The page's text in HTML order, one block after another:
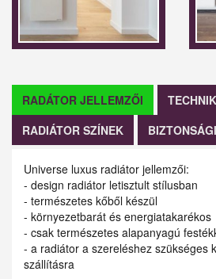
RADÁTOR JELLEMZŐI
RADIÁTOR SZÍNEK
Universe luxus radiátor jellemzői:
- design radiátor letisztult stílusban
- természetes kőből készül
- környezetbarát és energiatakarékos
- csak természetes alapanyagú
- a radiátor a szereléshez szükséges
szállításra